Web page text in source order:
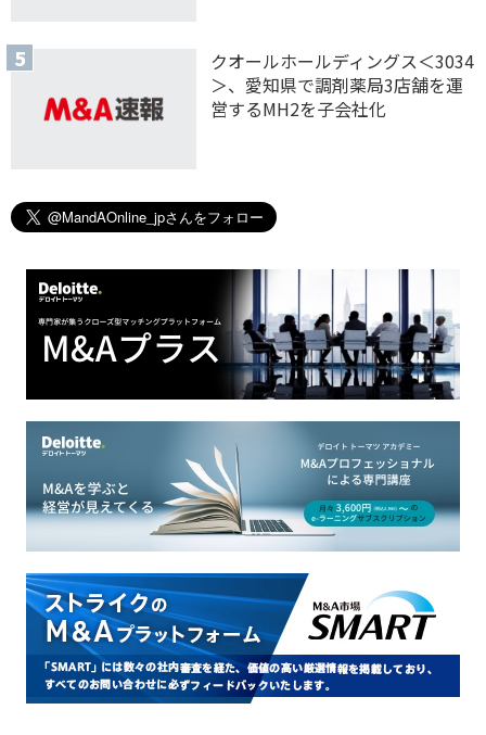
クオールホールディングス＜3034
＞、愛知県で調剤薬局3店舗を運
営するMH2を子会社化